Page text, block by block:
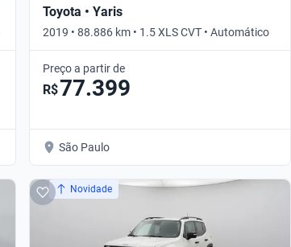
Toyota • Yaris
2019 • 88.886 km • 1.5 XLS CVT • Automático
Preço a partir de
R$77.399
São Paulo
Novidade